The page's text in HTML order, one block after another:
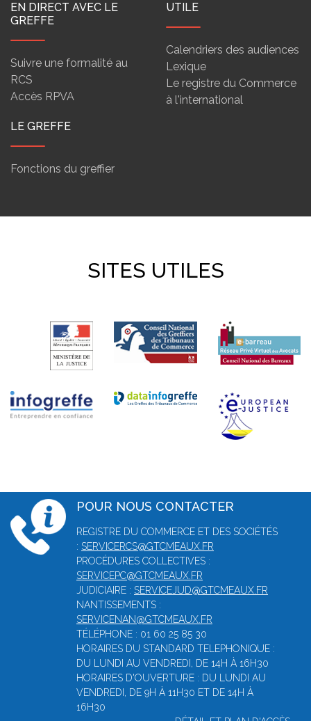
EN DIRECT AVEC LE
GREFFE
Suivre une formalité au
RCS
Accès RPVA
UTILE
Calendriers des audiences
Lexique
Le registre du Commerce
à l'international
LE GREFFE
Fonctions du greffier
SITES UTILES
POUR NOUS CONTACTER
REGISTRE DU COMMERCE ET DES SOCIÉTÉS
: SERVICERCS@GTCMEAUX.FR
PROCÉDURES COLLECTIVES :
SERVICEPC@GTCMEAUX.FR
JUDICIAIRE : SERVICEJUD@GTCMEAUX.FR
NANTISSEMENTS :
SERVICENAN@GTCMEAUX.FR
TÉLÉPHONE : 01 60 25 85 30
HORAIRES DU STANDARD TELEPHONIQUE :
DU LUNDI AU VENDREDI, DE 14H À 16H30
HORAIRES D'OUVERTURE : DU LUNDI AU
VENDREDI, DE 9H À 11H30 ET DE 14H À
16H30